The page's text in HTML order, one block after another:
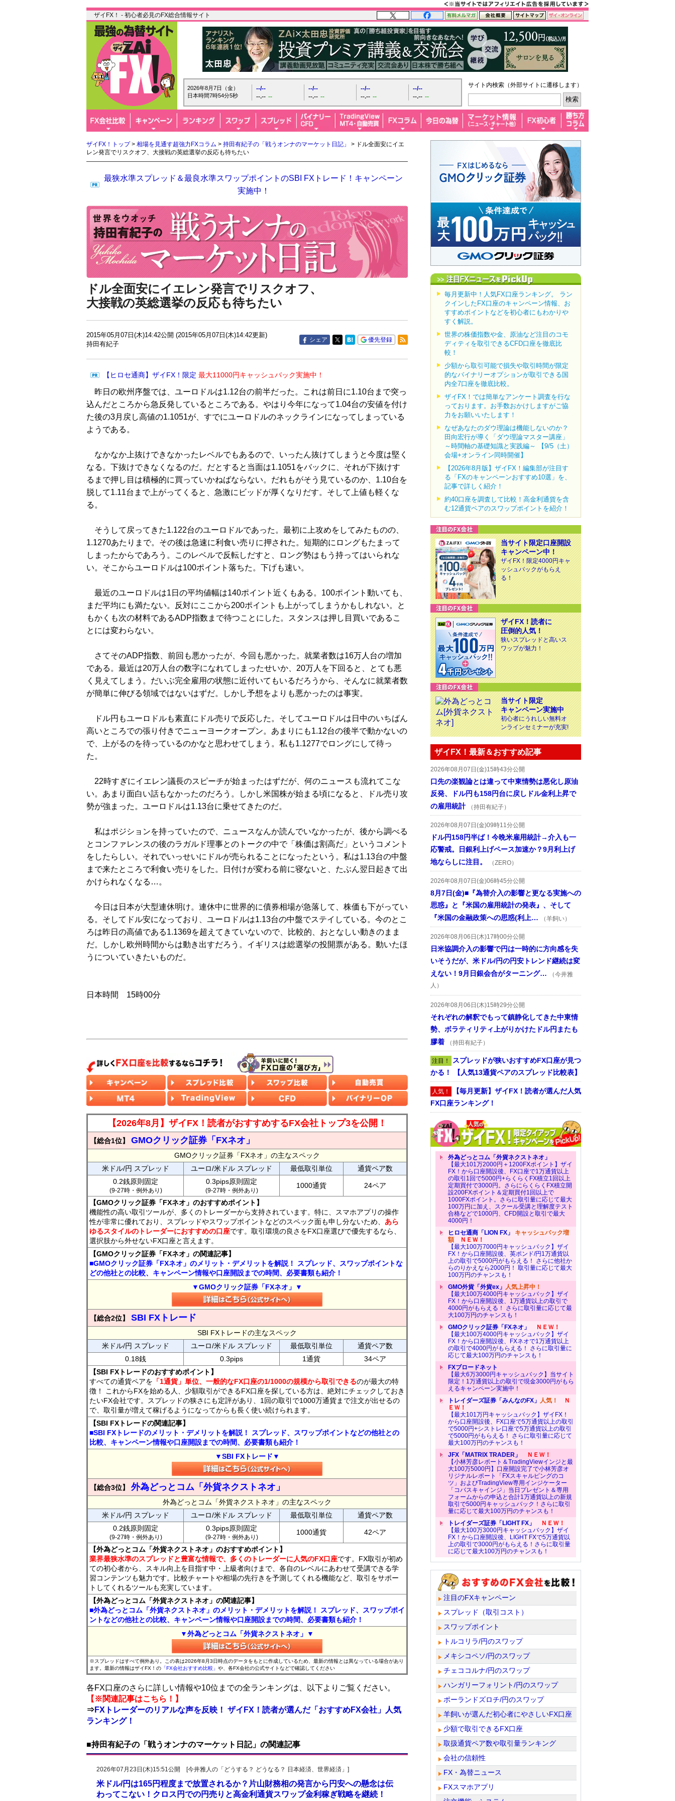
ザイFX！ - 初心者必見のFX総合情報サイト
2026年8月7日（金）
日本時間7時54分6秒
--/--
--.-- --
--/--
--.-- --
--/--
--.-- --
--/--
--.-- --
サイト内検索（外部サイトに遷移します）
ザイFX！トップ> 相場を見通す超強力FXコラム > 持田有紀子の「戦うオンナのマーケット日記」
> ドル全面安にイエ
レン発言でリスクオフ、大接戦の英総選挙の反応も待ちたい
最狭水準スプレッド＆最良水準スワップポイントのSBI FXトレード！キャンペーン
実施中！
ドル全面安にイエレン発言でリスクオフ、
大接戦の英総選挙の反応も待ちたい
2015年05月07日(木)14:42公開 (2015年05月07日(木)14:42更新)
持田有紀子
シェア 優先登録
【ヒロセ通商】ザイFX！限定 最大11000円キャッシュバック実施中！
昨日の欧州序盤では、ユーロドルは1.12台の前半だった。これは前日に1.10台まで突っ
込んだところから急反発しているところである。やはり今年になって1.04台の安値を付け
た後の3月戻し高値の1.1051が、すでにユーロドルのネックラインになってしまっている
ようである。
なかなか上抜けできなかったレベルでもあるので、いったん抜けてしまうと今度は堅く
なる。下抜けできなくなるのだ。だとすると当面は1.1051をバックに、それが下抜けす
るまで押し目は積極的に買っていかねばならない。だれもがそう見ているのか、1.10台を
脱して1.11台まで上がってくると、急激にビッドが厚くなりだす。そして上値も軽くな
る。
そうして戻ってきた1.122台のユーロドルであった。最初に上攻めをしてみたものの、
1.1270あたりまで。その後は急速に利食い売りに押された。短期的にロングもたまって
しまったからであろう。このレベルで反転しだすと、ロング勢はもう持ってはいられな
い。そこからユーロドルは100ポイント落ちた。下げも速い。
最近のユーロドルは1日の平均値幅は140ポイント近くもある。100ポイント動いても、
まだ平均にも満たない。反対にここから200ポイントも上がってしまうかもしれない。と
もかくも次の材料であるADP指数まで待つことにした。スタンスは押し目買いであるこ
とには変わらない。
さてそのADP指数、前回も悪かったが、今回も悪かった。就業者数は16万人台の増加
である。最近は20万人台の数字になれてしまったせいか、20万人を下回ると、とても悪
く見えてしまう。だいぶ完全雇用の状態に近付いてもいるだろうから、そんなに就業者数
が簡単に伸びる領域ではないはずだ。しかし予想をよりも悪かったのは事実。
ドル円もユーロドルも素直にドル売りで反応した。そしてユーロドルは日中のいちばん
高いところでの張り付きでニューヨークオープン。あまりにも1.12台の後半で動かないの
で、上がるのを待っているのかなと思わせてしまう。私も1.1277でロングにして待っ
た。
22時すぎにイエレン議長のスピーチが始まったはずだが、何のニュースも流れてこな
い。あまり面白い話もなかったのだろう。しかし米国株が始まる頃になると、ドル売り攻
勢が強まった。ユーロドルは1.13台に乗せてきたのだ。
私はポジションを持っていたので、ニュースなんか読んでいなかったが、後から調べる
とコンファレンスの後のラガルド理事とのトークの中で「株価は割高だ」というコメント
をしたらしい。それでいっせいにドルが売られることになったという。私は1.13台の中盤
まで来たところで利食い売りをした。日付けが変わる前に寝ないと、たぶん翌日起きて出
かけられなくなる…。
今日は日本が大型連休明け。連休中に世界的に債券相場が急落して、株価も下がってい
る。そしてドル安になっており、ユーロドルは1.13台の中盤でステイしている。今のとこ
ろは昨日の高値である1.1369を超えてきていないので、比較的、おとなしい動きのまま
だ。しかし欧州時間からは動き出すだろう。イギリスは総選挙の投開票がある。動いたほ
うについていきたいものだ。
日本時間 15時00分
【2026年8月】ザイFX！読者がおすすめするFX会社トップ3を公開！
【総合1位】 GMOクリック証券「FXネオ」
GMOクリック証券「FXネオ」の主なスペック
米ドル/円 スプレッド
ユーロ/米ドル スプレッド 最低取引単位
通貨ペア数
0.2銭原則固定
(9-27時・例外あり)
0.3pips原則固定
(9-27時・例外あり)
1000通貨 24ペア
【GMOクリック証券「FXネオ」のおすすめポイント】
機能性の高い取引ツールが、多くのトレーダーから支持されています。特に、スマホアプリの操作
性が非常に優れており、スプレッドやスワップポイントなどのスペック面も申し分ないため、 あら
ゆるスタイルのトレーダーにおすすめの口座です。取引環境の良さをFX口座選びで優先するなら、
選択肢から外せないFX口座と言えます。
【GMOクリック証券「FXネオ」の関連記事】
■GMOクリック証券「FXネオ」のメリット・デメリットを解説！ スプレッド、スワップポイントな
どの他社との比較、キャンペーン情報や口座開設までの時間、必要書類も紹介！
▼GMOクリック証券「FXネオ」▼
【総合2位】 SBI FXトレード
SBI FXトレードの主なスペック
米ドル/円 スプレッド
ユーロ/米ドル スプレッド 最低取引単位
通貨ペア数
0.18銭
0.3pips 1通貨
34ペア
【SBI FXトレードのおすすめポイント】
すべての通貨ペアを 「1通貨」単位、一般的なFX口座の1/1000の規模から取引できるのが最大の特
徴！ これからFXを始める人、少額取引ができるFX口座を探している方は、絶対にチェックしておき
たいFX会社です。スプレッドの狭さにも定評があり、1回の取引で1000万通貨まで注文が出せるの
で、取引量が増えて稼げるようになってからも長く使い続けられます。
【SBI FXトレードの関連記事】
■SBI FXトレードのメリット・デメリットを解説！ スプレッド、スワップポイントなどの他社との
比較、キャンペーン情報や口座開設までの時間、必要書類も紹介！
▼SBI FXトレード▼
【総合3位】 外為どっとコム「外貨ネクストネオ」
外為どっとコム「外貨ネクストネオ」の主なスペック
米ドル/円 スプレッド
ユーロ/米ドル スプレッド 最低取引単位
通貨ペア数
0.2銭原則固定
(9-27時・例外あり)
0.3pips原則固定
(9-27時・例外あり)
1000通貨 42ペア
【外為どっとコム「外貨ネクストネオ」のおすすめポイント】
業界最狭水準のスプレッドと豊富な情報で、多くのトレーダーに人気のFX口座です。FX取引が初め
ての初心者から、スキル向上を目指す中・上級者向けまで、各自のレベルにあわせて受講できる学
習コンテンツも魅力です。比較チャートや相場の先行きを予測してくれる機能など、取引をサポー
トしてくれるツールも充実しています。
【外為どっとコム「外貨ネクストネオ」の関連記事】
■外為どっとコム「外貨ネクストネオ」のメリット・デメリットを解説！ スプレッド、スワップポイ
ントなどの他社との比較、キャンペーン情報や口座開設までの時間、必要書類も紹介！
▼外為どっとコム「外貨ネクストネオ」▼
※スプレッドはすべて例外あり。この表は2026年8月3日時点のデータをもとに作成しているため、最新の情報とは異なっている場合があり
ます。最新の情報はザイFX！の 「FX会社おすすめ比較」 や、各FX会社の公式サイトなどで確認してください
各FX口座のさらに詳しい情報や10位までの全ランキングは、以下よりご覧ください。
【※関連記事はこちら！】
⇒FXトレーダーのリアルな声を反映！ ザイFX！読者が選んだ「おすすめFX会社」人気
ランキング！
■持田有紀子の「戦うオンナのマーケット日記」の関連記事
2026年07月23日(木)15:51公開 [今井雅人の「どうする？ どうなる？ 日本経済、世界経済」]
米ドル/円は165円程度まで放置されるか？片山財務相の発言から円安への懸念は伝
わってこない！クロス円での円売りと高金利通貨スワップ金利稼ぎ戦略を継続！
毎月更新中！人気FX口座ランキング。 ラン
クインしたFX口座のキャンペーン情報、お
すすめポイントなどを初心者にもわかりや
すく解説。
世界の株価指数や金、原油など注目のコモ
ディティを取引できるCFD口座を徹底比
較！
少額から取引可能で損失や取引時間が限定
的なバイナリーオプションが取引できる国
内全7口座を徹底比較。
ザイFX！では簡単なアンケート調査を行な
っております。お手数おかけしますがご協
力をお願いいたします！
なぜあなたのダウ理論は機能しないのか？
田向宏行が導く「ダウ理論マスター講座」
～時間軸の基礎知識と実践編～ 【9/5（土）
会場+オンライン同時開催】
【2026年8月版】ザイFX！編集部が注目す
る「FXのキャンペーンおすすめ10選」を、
記事で詳しく紹介！
約40口座を調査して比較！高金利通貨を含
む12通貨ペアのスワップポイントを紹介！
当サイト限定口座開設
キャンペーン中！
ザイFX！限定4000円キャ
ッシュバックがもらえ
る！
ザイFX！読者に
圧倒的人気！
狭いスプレッドと高いス
ワップが魅力！
当サイト限定
キャンペーン実施中
初心者にうれしい無料オ
ンラインセミナーが充実!
ザイFX！最新＆おすすめ記事
2026年08月07日(金)15時43分公開
口先の楽観論とは違って中東情勢は悪化し原油
反発、ドル円も158円台に戻しドル金利上昇で
の雇用統計
（持田有紀子）
2026年08月07日(金)09時11分公開
ドル円158円半ば！今晩米雇用統計→介入も一
応警戒。日銀利上げペース加速か？9月利上げ
地ならしに注目。
（ZERO）
2026年08月07日(金)06時45分公開
8月7日(金)■『為替介入の影響と更なる実施への
思惑』と『米国の雇用統計の発表』、そして
『米国の金融政策への思惑(利上…
（羊飼い）
2026年08月06日(木)17時00分公開
日米協調介入の影響で円は一時的に方向感を失
いそうだが、米ドル/円の円安トレンド継続は変
えない！9月日銀会合がターニング…
（今井雅
人）
2026年08月06日(木)15時29分公開
それぞれの解釈でもって鎮静化してきた中東情
勢、ボラティリティ上がりかけたドル円またも
膠着
（持田有紀子）
注目！ スプレッドが狭いおすすめFX口座が見つ
かる！ 【人気13通貨ペアのスプレッド比較表】
人気！ 【毎月更新】ザイFX！読者が選んだ人気
FX口座ランキング！
外為どっとコム「外貨ネクストネオ」
【最大101万2000円＋1200FXポイント】ザイ
FX！から口座開設後、FX口座で1万通貨以上
の取引1回で5000円+らくらくFX積立1回以上
定期買付で3000円。さらにらくらくFX積立開
設200FXポイント＆定期買付1回以上で
1000FXポイント。さらに取引量に応じて最大
100万円に加え、スクール受講と理解度テスト
合格などで1000円、CFD開設と取引で最大
4000円！
ヒロセ通商「LION FX」 キャッシュバック増
額ＮＥＷ！
【最大100万7000円キャッシュバック】ザイ
FX！から口座開設後、英ポンド/円1万通貨以
上の取引で5000円がもらえる！ さらに他社か
らのりかえなら2000円！ 取引量に応じて最大
100万円のチャンスも！
GMO外貨「外貨ex」 人気上昇中！
【最大100万4000円キャッシュバック】ザイ
FX！から口座開設後、1万通貨以上の取引で
4000円がもらえる！ さらに取引量に応じて最
大100万円のチャンスも！
GMOクリック証券「FXネオ」
ＮＥＷ！
【最大100万4000円キャッシュバック】ザイ
FX！から口座開設後、FXネオで1万通貨以上
の取引で4000円がもらえる！ さらに取引量に
応じて最大100万円のチャンスも！
FXブロードネット
【最大6万3000円キャッシュバック】当サイト
限定！1万通貨以上の取引で現金3000円がもら
えるキャンペーン実施中！
トレイダーズ証券「みんなのFX」 人気！
Ｎ
ＥＷ！
【最大101万円キャッシュバック】ザイFX！
から口座開設後、FX口座で5万通貨以上の取引
で5000円+シストレ口座で5万通貨以上の取引
で5000円がもらえる！ さらに取引量に応じて
最大100万円のチャンスも！
JFX「MATRIX TRADER」
ＮＥＷ！
【小林芳彦レポート＆TradingViewインジと最
大100万5000円】口座開設完了で小林芳彦オ
リジナルレポート「FXスキャルピングのコ
ツ」およびTradingView専用インジケーター
「コバスキャインジ」当日プレゼント＆専用
フォームからの申込と合計1万通貨以上の新規
取引で5000円キャッシュバック！さらに取引
量に応じて最大100万円のチャンスも！
トレイダーズ証券「LIGHT FX」
ＮＥＷ！
【最大100万3000円キャッシュバック】ザイ
FX！から口座開設後、LIGHT FXで5万通貨以
上の取引で3000円がもらえる！さらに取引量
に応じて最大100万円のチャンスも！
注目のFXキャンペーン
スプレッド（取引コスト）
スワップポイント
トルコリラ/円のスワップ
メキシコペソ/円のスワップ
チェココルナ/円のスワップ
ハンガリーフォリント/円のスワップ
ポーランドズロチ/円のスワップ
羊飼いが選んだ初心者にやさしいFX口座
少額で取引できるFX口座
取扱通貨ペア数や取引量ランキング
会社の信頼性
FX・為替ニュース
FXスマホアプリ